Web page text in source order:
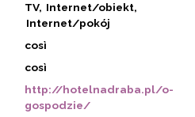
TV
Internet/obiekt
Internet/pokój
così
così
http://hotelnadraba.pl/o-
gospodzie/